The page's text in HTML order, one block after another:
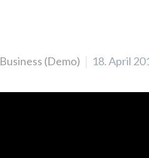
Business (Demo) 18. April